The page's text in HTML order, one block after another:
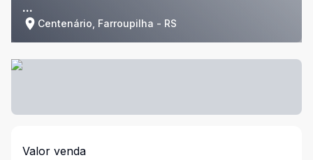
...
Centenário, Farroupilha - RS
Valor venda